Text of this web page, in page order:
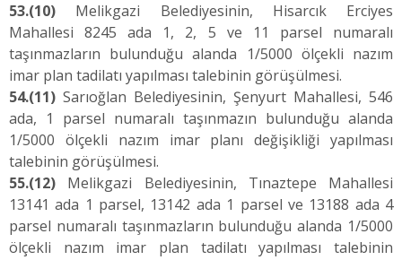
53.(10) Melikgazi Belediyesinin, Hisarcık Erciyes
Mahallesi 8245 ada 1, 2, 5 ve 11 parsel numaralı
taşınmazların bulunduğu alanda 1/5000 ölçekli nazım
imar plan tadilatı yapılması talebinin görüşülmesi.
54.(11) Sarıoğlan Belediyesinin, Şenyurt Mahallesi, 546
ada, 1 parsel numaralı taşınmazın bulunduğu alanda
1/5000 ölçekli nazım imar planı değişikliği yapılması
talebinin görüşülmesi.
55.(12) Melikgazi Belediyesinin, Tınaztepe Mahallesi
13141 ada 1 parsel, 13142 ada 1 parsel ve 13188 ada 4
parsel numaralı taşınmazların bulunduğu alanda 1/5000
ölçekli nazım imar plan tadilatı yapılması talebinin